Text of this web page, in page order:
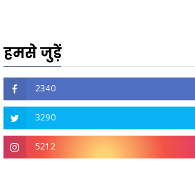
हमसे जुड़ें
2340
3290
5212